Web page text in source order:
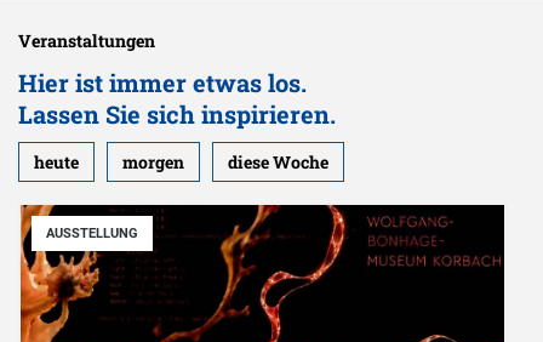
Veranstaltungen
Hier ist immer etwas los.
Lassen Sie sich inspirieren.
heute morgen diese Woche
AUSSTELLUNG